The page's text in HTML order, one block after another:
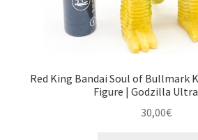
Red King Bandai Soul of Bullmark
Figure | Godzilla
30,00€